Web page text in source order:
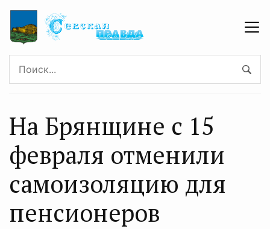
На Брянщине с 15
февраля отменили
самоизоляцию для
пенсионеров